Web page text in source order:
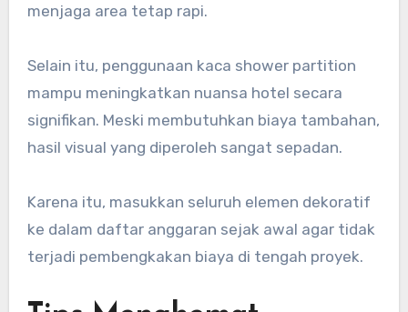
menjaga area tetap rapi.
Selain itu, penggunaan kaca shower partition
mampu meningkatkan nuansa hotel secara
signifikan. Meski membutuhkan biaya tambahan,
hasil visual yang diperoleh sangat sepadan.
Karena itu, masukkan seluruh elemen dekoratif
ke dalam daftar anggaran sejak awal agar tidak
terjadi pembengkakan biaya di tengah proyek.